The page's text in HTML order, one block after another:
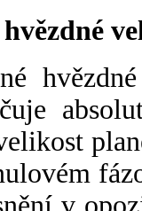
hvězdné